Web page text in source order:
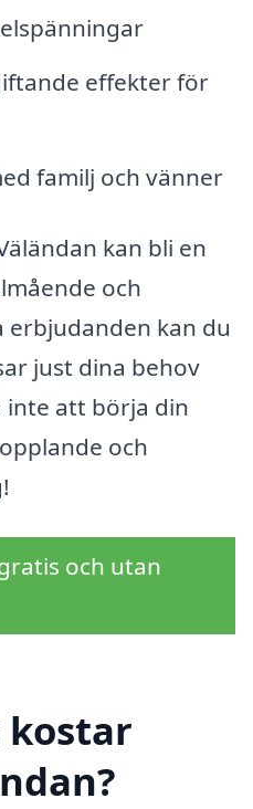
effekter för
familj och vänner
kan bli en
och
erbjudanden kan du
just dina behov
inte att börja din
och
och utan
kostar